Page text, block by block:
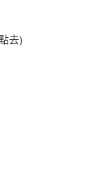
去)